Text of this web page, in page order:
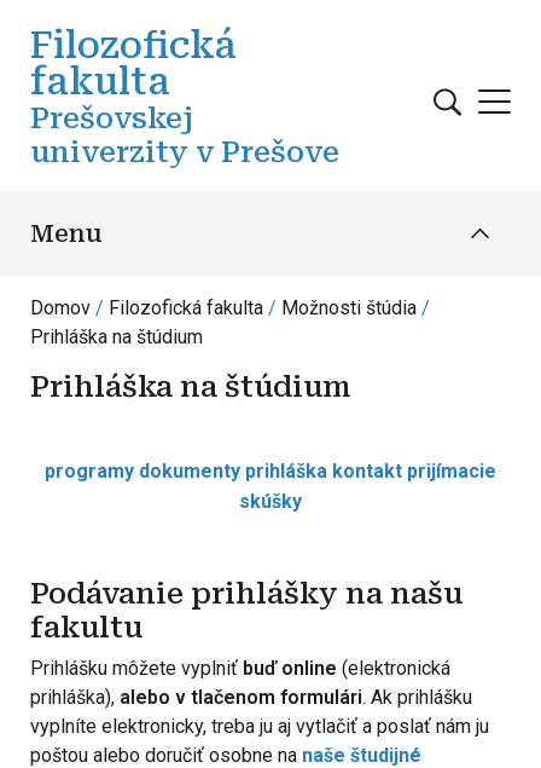
Filozofická
fakulta
Prešovskej
univerzity v Prešove
Menu
Domov Filozofická fakulta
Možnosti štúdia
Prihláška na štúdium
Prihláška na štúdium
programy dokumenty prihláška kontakt prijímacie
skúšky
Podávanie prihlášky na našu
fakultu
Prihlášku môžete vyplniť buď online (elektronická
prihláška), alebo v tlačenom formulári. Ak prihlášku
vyplníte elektronicky, treba ju aj vytlačiť a poslať nám ju
poštou alebo doručiť osobne na naše študijné